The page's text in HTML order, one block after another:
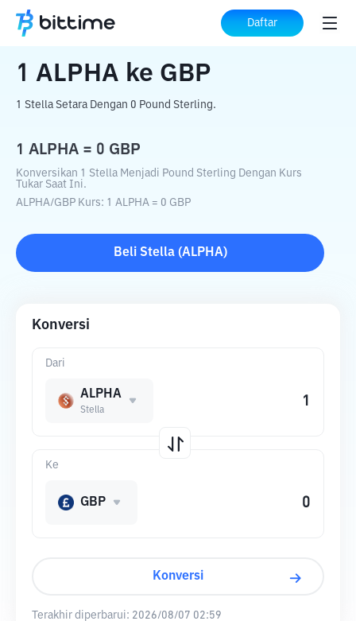
Daftar
Beranda Konverter Kripto ALPHA GBP
1 ALPHA ke GBP
1 Stella Setara Dengan 0 Pound Sterling.
1 ALPHA = 0 GBP
Konversikan 1 Stella Menjadi Pound Sterling Dengan Kurs
Tukar Saat Ini.
ALPHA/GBP Kurs: 1 ALPHA = 0 GBP
Beli Stella(ALPHA)
Konversi
Dari
ALPHA
Stella
Ke
GBP
Konversi
Terakhir diperbarui: 2026/08/07 02:59